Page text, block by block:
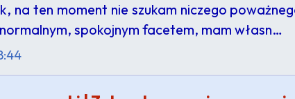
na ten moment nie szukam niczego
spokojnym facetem, mam własn…